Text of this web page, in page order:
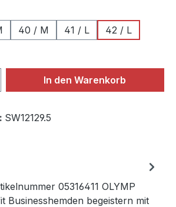
40 / M 41 / L
42 / L
Gib den
In den Warenkorb
SW12129.5
05316411 OLYMP
Businesshemden begeistern mit